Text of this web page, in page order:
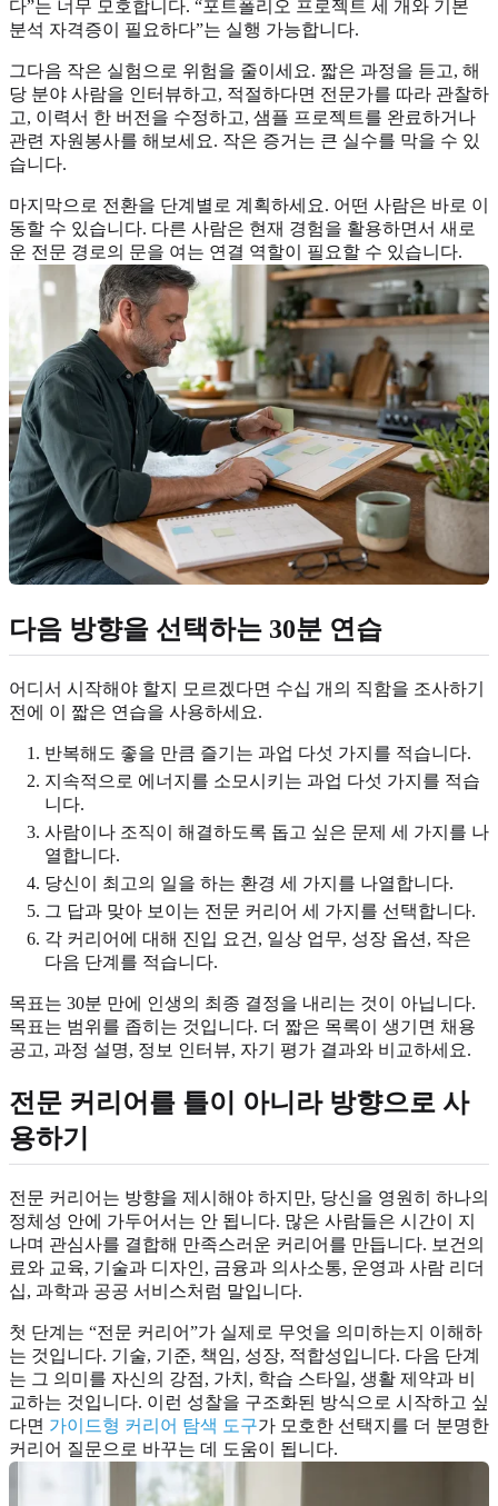
다”는 너무 모호합니다. “포트폴리오 프로젝트 세 개와 기본
분석 자격증이 필요하다”는 실행 가능합니다.
그다음 작은 실험으로 위험을 줄이세요. 짧은 과정을 듣고, 해
당 분야 사람을 인터뷰하고, 적절하다면 전문가를 따라 관찰하
고, 이력서 한 버전을 수정하고, 샘플 프로젝트를 완료하거나
관련 자원봉사를 해보세요. 작은 증거는 큰 실수를 막을 수 있
습니다.
마지막으로 전환을 단계별로 계획하세요. 어떤 사람은 바로 이
동할 수 있습니다. 다른 사람은 현재 경험을 활용하면서 새로
운 전문 경로의 문을 여는 연결 역할이 필요할 수 있습니다.
다음 방향을 선택하는 30분 연습
어디서 시작해야 할지 모르겠다면 수십 개의 직함을 조사하기
전에 이 짧은 연습을 사용하세요.
반복해도 좋을 만큼 즐기는 과업 다섯 가지를 적습니다.
지속적으로 에너지를 소모시키는 과업 다섯 가지를 적습
니다.
사람이나 조직이 해결하도록 돕고 싶은 문제 세 가지를 나
열합니다.
당신이 최고의 일을 하는 환경 세 가지를 나열합니다.
그 답과 맞아 보이는 전문 커리어 세 가지를 선택합니다.
각 커리어에 대해 진입 요건, 일상 업무, 성장 옵션, 작은
다음 단계를 적습니다.
목표는 30분 만에 인생의 최종 결정을 내리는 것이 아닙니다.
목표는 범위를 좁히는 것입니다. 더 짧은 목록이 생기면 채용
공고, 과정 설명, 정보 인터뷰, 자기 평가 결과와 비교하세요.
전문 커리어를 틀이 아니라 방향으로 사
용하기
전문 커리어는 방향을 제시해야 하지만, 당신을 영원히 하나의
정체성 안에 가두어서는 안 됩니다. 많은 사람들은 시간이 지
나며 관심사를 결합해 만족스러운 커리어를 만듭니다. 보건의
료와 교육, 기술과 디자인, 금융과 의사소통, 운영과 사람 리더
십, 과학과 공공 서비스처럼 말입니다.
첫 단계는 “전문 커리어”가 실제로 무엇을 의미하는지 이해하
는 것입니다. 기술, 기준, 책임, 성장, 적합성입니다. 다음 단계
는 그 의미를 자신의 강점, 가치, 학습 스타일, 생활 제약과 비
교하는 것입니다. 이런 성찰을 구조화된 방식으로 시작하고 싶
다면 가이드형 커리어 탐색 도구가 모호한 선택지를 더 분명한
커리어 질문으로 바꾸는 데 도움이 됩니다.